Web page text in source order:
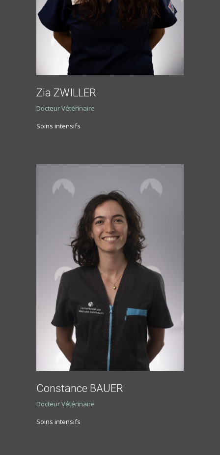
Zia ZWILLER
Docteur Vétérinaire
Soins intensifs
Constance BAUER
Docteur Vétérinaire
Soins intensifs